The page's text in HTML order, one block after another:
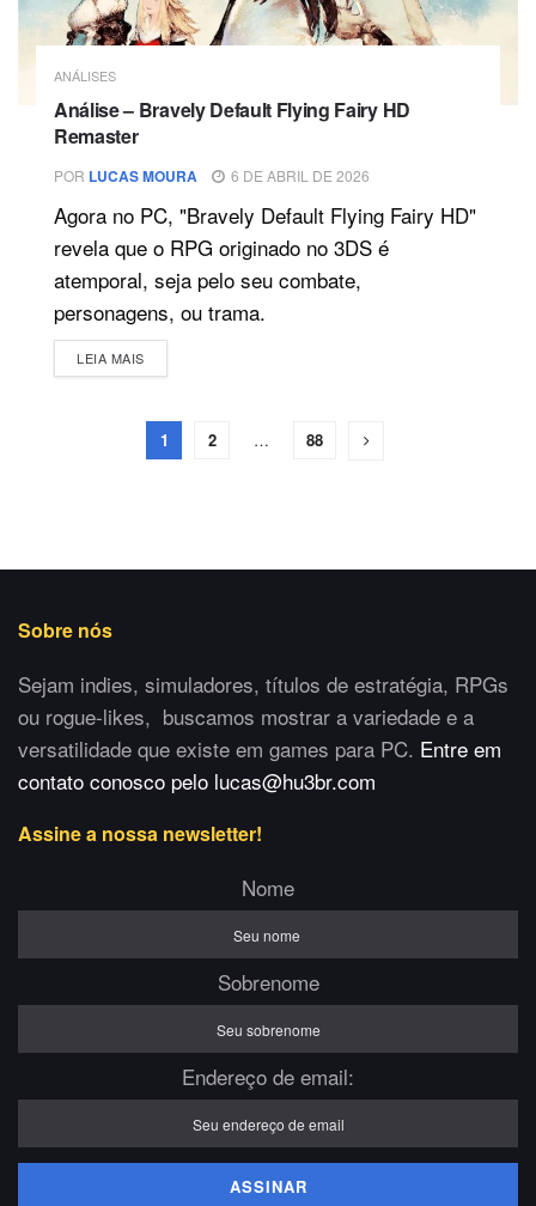
ANÁLISES
Análise – Bravely Default Flying Fairy HD
Remaster
POR LUCAS MOURA 6 DE ABRIL DE 2026
Agora no PC, "Bravely Default Flying Fairy HD"
revela que o RPG originado no 3DS é
atemporal, seja pelo seu combate,
personagens, ou trama.
LEIA MAISDETAILS
1 2 … 88
Sobre nós
Sejam indies, simuladores, títulos de estratégia, RPGs
ou rogue-likes, buscamos mostrar a variedade e a
versatilidade que existe em games para PC. Entre em
contato conosco pelo lucas@hu3br.com
Assine a nossa newsletter!
Nome
Sobrenome
Endereço de email: